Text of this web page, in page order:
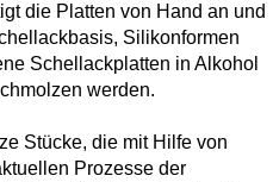
die Platten von Hand an und
Silikonformen
Schellackplatten in Alkohol
werden.
Stücke, die mit Hilfe von
Prozesse der